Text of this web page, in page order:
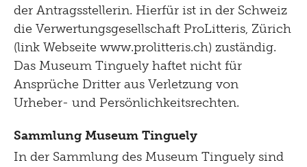
der Antragsstellerin. Hierfür ist in der Schweiz
die Verwertungsgesellschaft ProLitteris, Zürich
(link Webseite www.prolitteris.ch) zuständig.
Das Museum Tinguely haftet nicht für
Ansprüche Dritter aus Verletzung von
Urheber- und Persönlichkeitsrechten.
Sammlung Museum Tinguely
In der Sammlung des Museum Tinguely sind